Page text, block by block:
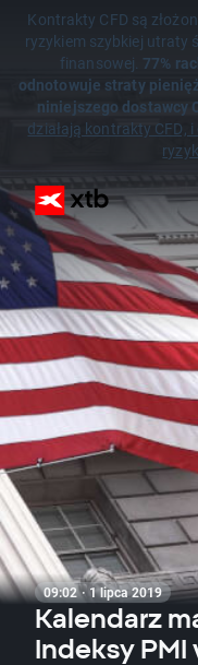
Kontrakty CFD są
ryzykiem szybkiej utraty
finansowej. 77%
odnotowuje straty
niniejszego dostawcy
działają kontrakty CFD,
09:02 · 1 lipca 2019
Kalendarz
Indeksy PMI